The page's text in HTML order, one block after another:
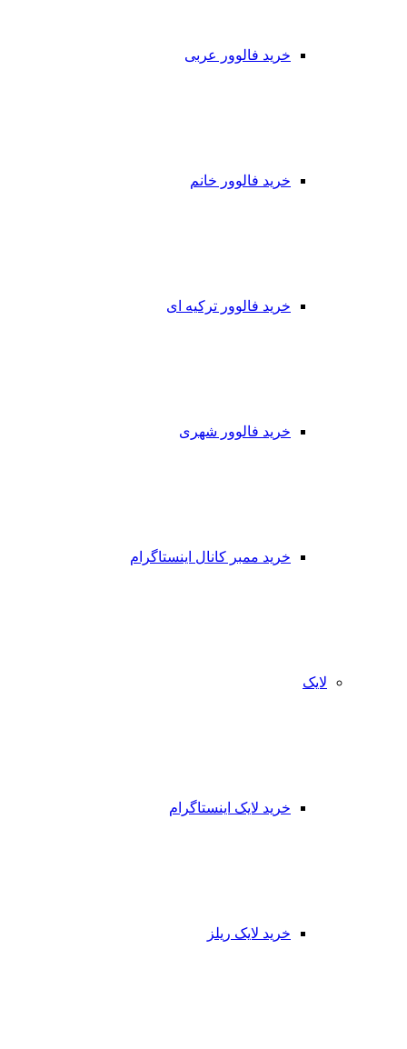
خرید فالوور عربی
خرید فالوور خانم
خرید فالوور ترکیه ای
خرید فالوور شهری
خرید ممبر کانال اینستاگرام
لایک
خرید لایک اینستاگرام
خرید لایک ریلز